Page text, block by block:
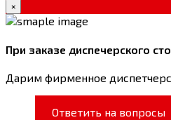
×
При заказе диспечерского
Дарим фирменное
Ответить на вопросы